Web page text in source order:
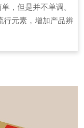
，但是并不单调。
行元素，增加产品辨